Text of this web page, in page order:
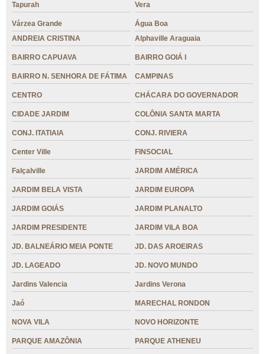
Tapurah Vera
Várzea Grande
Água Boa
ANDREIA CRISTINA
Alphaville Araguaia
BAIRRO CAPUAVA BAIRRO GOIÁ I
BAIRRO N. SENHORA DE FÁTIMA CAMPINAS
CENTRO CHÁCARA DO GOVERNADOR
CIDADE JARDIM COLÔNIA SANTA MARTA
CONJ. ITATIAIA CONJ. RIVIERA
Center Ville FINSOCIAL
Falçalville JARDIM AMÉRICA
JARDIM BELA VISTA JARDIM EUROPA
JARDIM GOIÁS JARDIM PLANALTO
JARDIM PRESIDENTE JARDIM VILA BOA
JD. BALNEÁRIO MEIA PONTE JD. DAS AROEIRAS
JD. LAGEADO JD. NOVO MUNDO
Jardins Valencia Jardins Verona
Jaó MARECHAL RONDON
NOVA VILA NOVO HORIZONTE
PARQUE AMAZÔNIA PARQUE ATHENEU